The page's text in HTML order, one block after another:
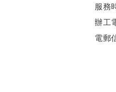
服務
辦工
電郵